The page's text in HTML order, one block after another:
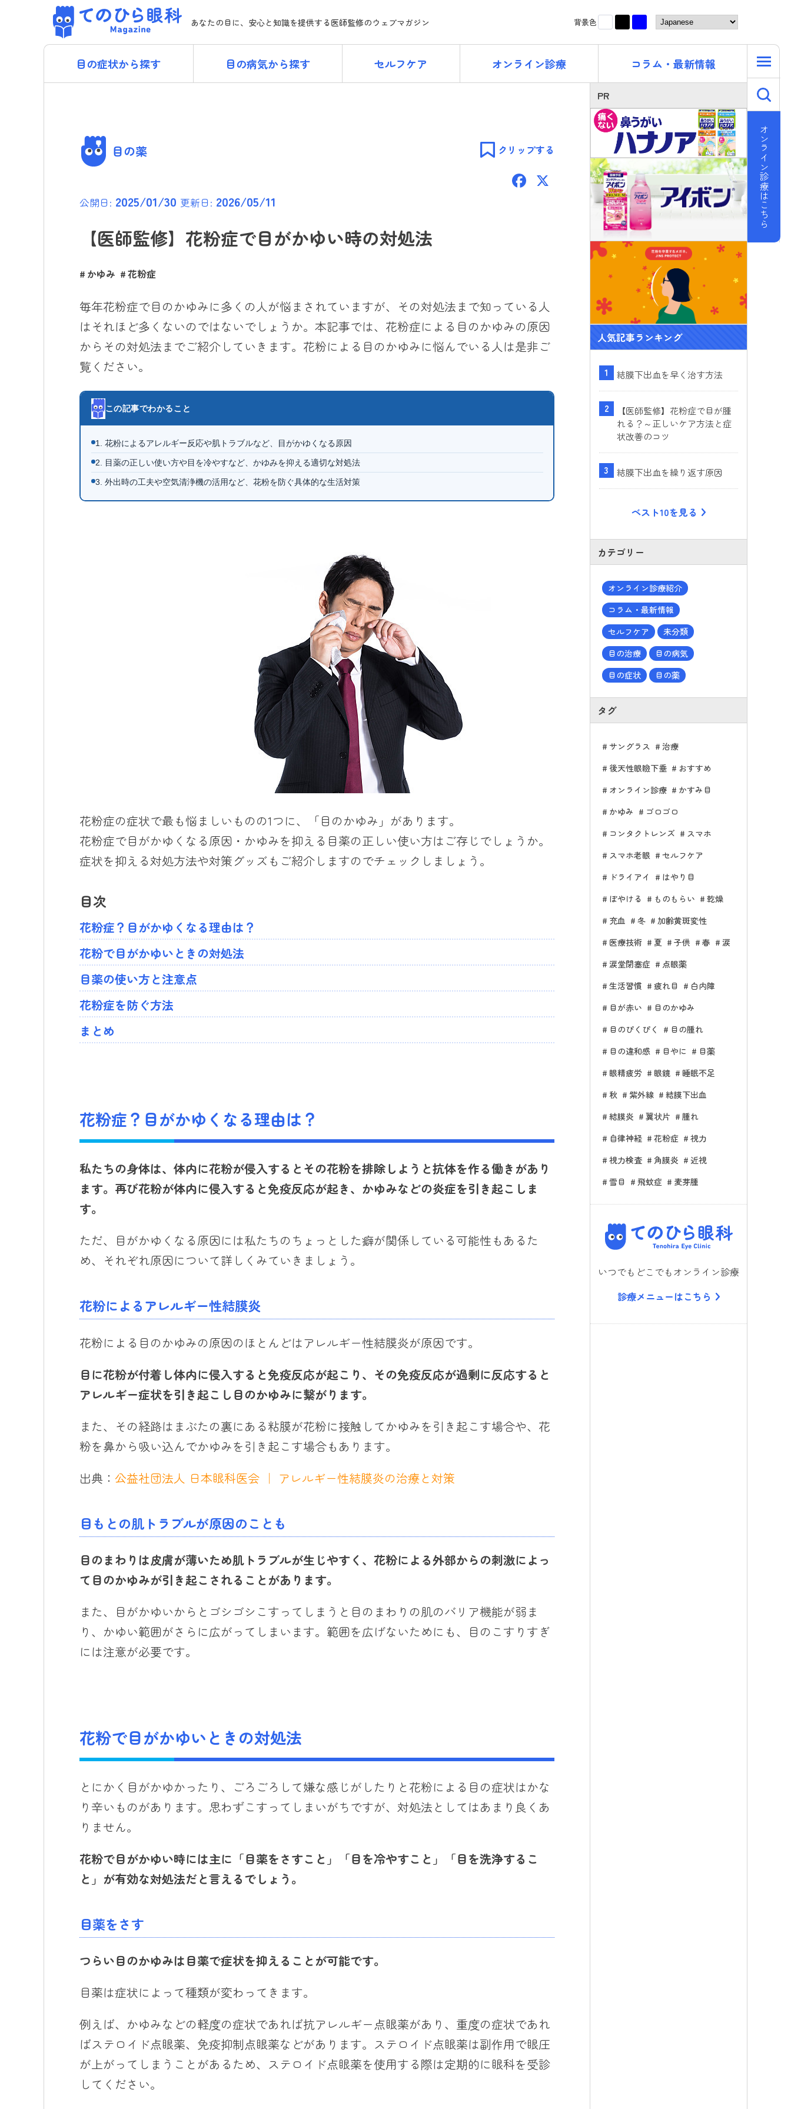
Skip
content あなたの目に、安心と知識を提供する医師監修のウェブマガジン 背景色 白 黒
目の症状から探す 目の病気から探す セルフケア オンライン診療 コラム・最新情報
オンライン診療はこちら
目の薬 クリップする
F
公開日: 2025/01/30 更新日: 2026/05/11
【医師監修】花粉症で目がかゆい時の対処法
かゆみ 花粉症
毎年花粉症で目のかゆみに多くの人が悩まされていますが、その対処法まで知っている人
はそれほど多くないのではないでしょうか。本記事では、花粉症による目のかゆみの原因
からその対処法までご紹介していきます。花粉による目のかゆみに悩んでいる人は是非ご
覧ください。
この記事でわかること
1. 花粉によるアレルギー反応や肌トラブルなど、目がかゆくなる原因
2. 目薬の正しい使い方や目を冷やすなど、かゆみを抑える適切な対処法
3. 外出時の工夫や空気清浄機の活用など、花粉を防ぐ具体的な生活対策
花粉症の症状で最も悩ましいものの1つに、「目のかゆみ」があります。
花粉症で目がかゆくなる原因・かゆみを抑える目薬の正しい使い方はご存じでしょうか。
症状を抑える対処方法や対策グッズもご紹介しますのでチェックしましょう。
目次
花粉症？目がかゆくなる理由は？
花粉で目がかゆいときの対処法
目薬の使い方と注意点
花粉症を防ぐ方法
まとめ
花粉症？目がかゆくなる理由は？
私たちの身体は、体内に花粉が侵入するとその花粉を排除しようと抗体を作る働きがあり
ます。 再び花粉が体内に侵入すると免疫反応が起き、かゆみなどの炎症を引き起こ しま
す。
ただ、目がかゆくなる原因には私たちのちょっとした癖が関係している可能性もあるた
め、それぞれ原因について詳しくみていきましょう。
花粉によるアレルギー性結膜炎
花粉による目のかゆみの原因のほとんどはアレルギー性結膜炎が原因です。
目に花粉が付着し体内に侵入すると免疫反応が起こり 、その免疫反応が過剰に反応すると
アレルギー症状を引き起こし目のかゆみに繋がります。
また、その経路はまぶたの裏にある粘膜が花粉に接触してかゆみを引き起こす場合や、花
粉を鼻から吸い込んでかゆみを引き起こす場合もあります。
出典： 公益社団法人 日本眼科医会 ｜ アレルギー性結膜炎の治療と対策
目もとの肌トラブルが原因のことも
目のまわりは皮膚が薄いため肌トラブルが生じやすく 、 花粉による外部からの刺激によ っ
て 目のかゆみが引き起こ されることがあります。
また、目がかゆいからとゴシゴシこすってしまうと目のまわりの肌のバリア機能が弱ま
り、かゆい範囲がさらに広がってしまいます。範囲を広げないためにも、目のこすりすぎ
には注意が必要です。
花粉で目がかゆいときの対処法
とにかく目がかゆかったり、ごろごろして嫌な感じがしたりと花粉による目の症状はかな
り辛いものがあります。思わずこすってしまいがちですが、対処法としてはあまり良くあ
りません。
花粉で目がかゆい時には主に 「目薬をさすこと」
「目を冷やすこと」「目を洗浄するこ
と」が有効な対処法だと言えるでしょう。
目薬をさす
つらい目のかゆみは目薬で症状を抑えることが可能です。
目薬は症状によって種類が変わってきます。
例えば、かゆみなどの軽度の症状であれば抗アレルギー点眼薬があり、重度の症状であれ
ばステロイド点眼薬、免疫抑制点眼薬などがあります。ステロイド点眼薬は副作用で眼圧
が上がってしまうことがあるため、ステロイド点眼薬を使用する際は定期的に眼科を受診
してください。
PR
人気記事ランキング
結膜下出血を早く治す方法
【医師監修】花粉症で目が腫
れる？～正しいケア方法と症
状改善のコツ
結膜下出血を繰り返す原因
ベスト10を見る
カテゴリー
オンライン診療紹介
コラム・最新情報
セルフケア
未分類
目の治療
目の病気
目の症状
目の薬
タグ
サングラス
治療
後天性眼瞼下垂
おすすめ
オンライン診療
かすみ目
かゆみ
ゴロゴロ
コンタクトレンズ
スマホ
スマホ老眼
セルフケア
ドライアイ
はやり目
ぼやける
ものもらい
乾燥
充血
冬
加齢黄斑変性
医療技術
夏 子供 春
涙
涙堂閉塞症
点眼薬
生活習慣
疲れ目
白内障
目が赤い
目のかゆみ
目のぴくぴく
目の腫れ
目の違和感
目やに
目薬
眼精疲労
眼鏡
睡眠不足
秋
紫外線
結膜下出血
結膜炎
翼状片
腫れ
自律神経
花粉症
視力
視力検査
角膜炎
近視
雪目
飛蚊症 麦芽腫
てのひら
いつでもどこでもオンライン診療
診療メニューはこちら